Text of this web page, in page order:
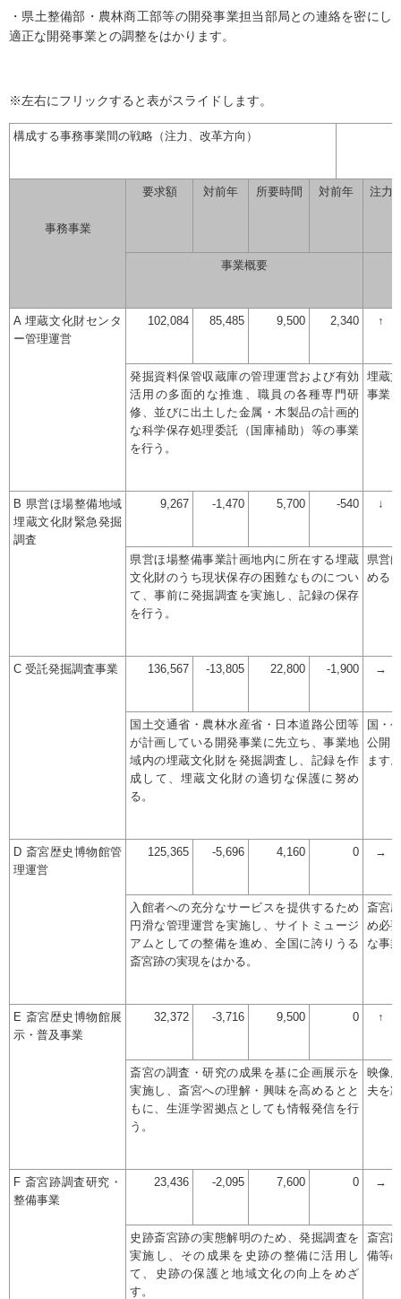
・県土整備部・農林商工部等の開発事業担当部局との連絡を密にし
適正な開発事業との調整をはかります。
※左右にフリックすると表がスライドします。
構成する事務事業間の戦略（注力、改革方向）
事務事業
要求額 対前年 所要時間 対前年 注力
事業概要
A 埋蔵文化財センタ
ー管理運営
102,084 85,485 9,500 2,340 ↑
発掘資料保管収蔵庫の管理運営および有効
活用の多面的な推進、職員の各種専門研
修、並びに出土した金属・木製品の計画的
な科学保存処理委託（国庫補助）等の事業
を行う。
埋蔵
事業
B 県営ほ場整備地域
埋蔵文化財緊急発掘
調査
9,267 -1,470 5,700 -540 ↓
県営ほ場整備事業計画地内に所在する埋蔵
文化財のうち現状保存の困難なものについ
て、事前に発掘調査を実施し、記録の保存
を行う。
県営
める
C 受託発掘調査事業 136,567 -13,805 22,800 -1,900 →
国土交通省・農林水産省・日本道路公団等
が計画している開発事業に先立ち、事業地
域内の埋蔵文化財を発掘調査し、記録を作
成して、埋蔵文化財の適切な保護に努め
る。
国・
公開
ます。
D 斎宮歴史博物館管
理運営
125,365 -5,696 4,160 0 →
入館者への充分なサービスを提供するため
円滑な管理運営を実施し、サイトミュージ
アムとしての整備を進め、全国に誇りうる
斎宮跡の実現をはかる。
斎宮
め必
な事
E 斎宮歴史博物館展
示・普及事業
32,372 -3,716 9,500 0 ↑
斎宮の調査・研究の成果を基に企画展示を
実施し、斎宮への理解・興味を高めるとと
もに、生涯学習拠点としても情報発信を行
う。
映像
夫を
F 斎宮跡調査研究・
整備事業
23,436 -2,095 7,600 0 →
史跡斎宮跡の実態解明のため、発掘調査を
実施し、その成果を史跡の整備に活用し
て、史跡の保護と地域文化の向上をめざ
す。
斎宮
備等